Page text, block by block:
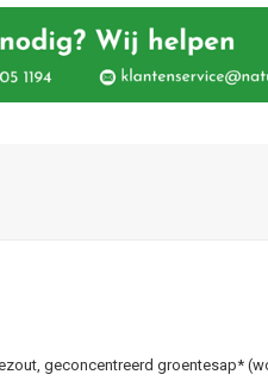
geconcentreerd groentesap*